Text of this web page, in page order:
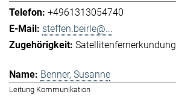
+4961313054740
steffen.beirle@...
Satellitenfernerkundung
Benner, Susanne
Leitung Kommunikation